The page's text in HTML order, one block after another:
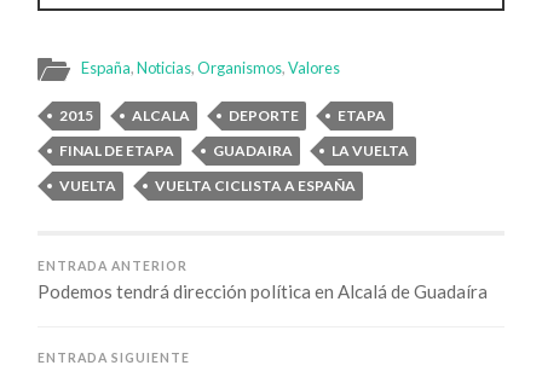
España,Noticias,Organismos,Valores
2015 ALCALA DEPORTE
ETAPA
FINAL DE ETAPA
GUADAIRA
LA VUELTA
VUELTA
VUELTA CICLISTA A ESPAÑA
ENTRADA ANTERIOR
Podemos tendrá dirección política en Alcalá de Guadaíra
ENTRADA SIGUIENTE